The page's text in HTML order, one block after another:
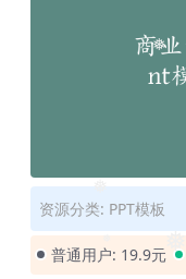
❅
❅
❅
❅
资源分类: PPT模板
普通用户: 19.9元